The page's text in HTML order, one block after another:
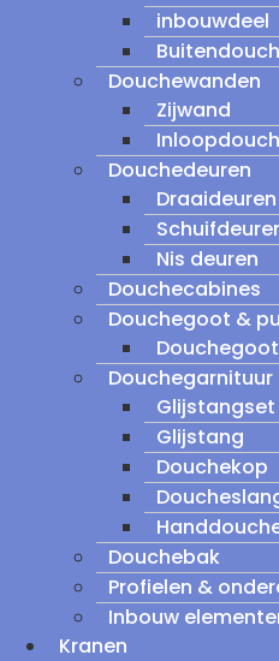
inbouwdeel
Douchewanden
Zijwand
Douchedeuren
Draaideuren
Nis deuren
Douchecabines
Douchegoot &
Douchegoot
Douchegarnituur
Glijstangset
Glijstang
Douchekop
Douchebak
Profielen &
Inbouw
Kranen